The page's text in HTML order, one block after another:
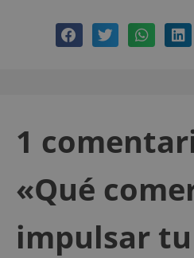
1
«Qué
impulsar